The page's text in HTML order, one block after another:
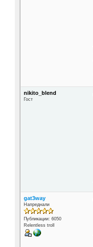
nikito_blend
Гост
gat3way
Напреднали
Публикации: 6050
Relentless troll